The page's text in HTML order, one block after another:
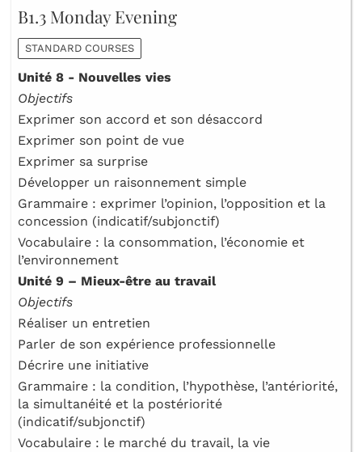
B1.3 Monday Evening
STANDARD COURSES
Unité 8 - Nouvelles vies
Objectifs
Exprimer son accord et son désaccord
Exprimer son point de vue
Exprimer sa surprise
Développer un raisonnement simple
Grammaire : exprimer l’opinion, l’opposition et la
concession (indicatif/subjonctif)
Vocabulaire : la consommation, l’économie et
l’environnement
Unité 9 – Mieux-être au travail
Objectifs
Réaliser un entretien
Parler de son expérience professionnelle
Décrire une initiative
Grammaire : la condition, l’hypothèse, l’antériorité,
la simultanéité et la postériorité
(indicatif/subjonctif)
Vocabulaire : le marché du travail, la vie